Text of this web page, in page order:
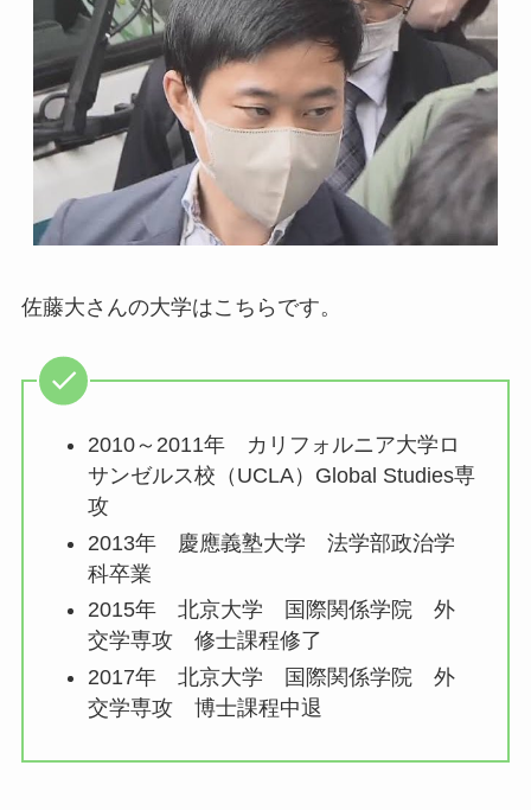
佐藤大さんの大学はこちらです。
2010～2011年 カリフォルニア大学ロ
サンゼルス校（UCLA）Global Studies専
攻
2013年 慶應義塾大学 法学部政治学
科卒業
2015年 北京大学 国際関係学院 外
交学専攻 修士課程修了
2017年 北京大学 国際関係学院 外
交学専攻 博士課程中退